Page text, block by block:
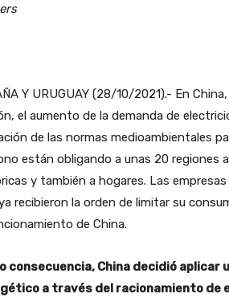
Y URUGUAY (28/10/2021).- En
el aumento de la demanda de
de las normas medioambientales
están obligando a unas 20 regiones
y también a hogares. Las
recibieron la orden de limitar su
de China.
consecuencia, China decidió aplicar
a través del racionamiento de